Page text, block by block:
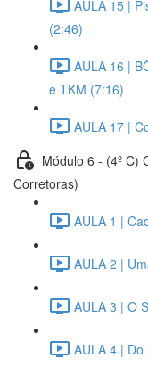
AULA 15 |
(2:46)
AULA 16 |
e TKM (7:16)
AULA 17 |
Módulo 6 - (4º C)
Corretoras)
AULA 1 |
AULA 2 |
AULA 3 | O
AULA 4 |